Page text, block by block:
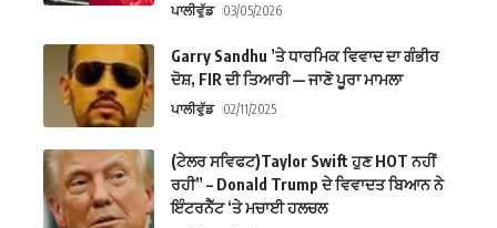
ਪਾਲੀਵੁੱਡ 03/05/2026
Garry Sandhu ’ਤੇ ਧਾਰਮਿਕ ਵਿਵਾਦ ਦਾ ਗੰਭੀਰ
ਦੋਸ਼, FIR ਦੀ ਤਿਆਰੀ — ਜਾਣੋ ਪੂਰਾ ਮਾਮਲਾ
ਪਾਲੀਵੁੱਡ 02/11/2025
(ਟੇਲਰ ਸਵਿਫਟ)Taylor Swift ਹੁਣ HOT ਨਹੀਂ
ਰਹੀ” – Donald Trump ਦੇ ਵਿਵਾਦਤ ਬਿਆਨ ਨੇ
ਇੰਟਰਨੈੱਟ ‘ਤੇ ਮਚਾਈ ਹਲਚਲ